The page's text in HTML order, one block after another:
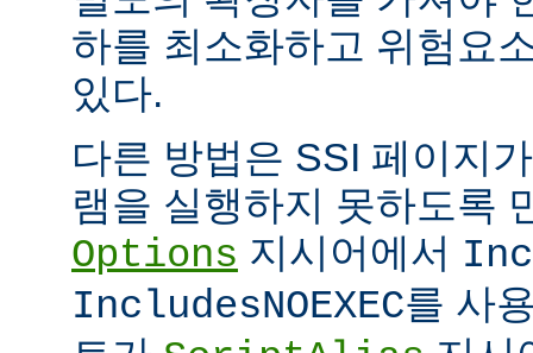
하를 최소화하고 위험요
있다.
다른 방법은 SSI 페이지
램을 실행하지 못하도록
Options 지시어에서
IncludesNOEXEC를 사